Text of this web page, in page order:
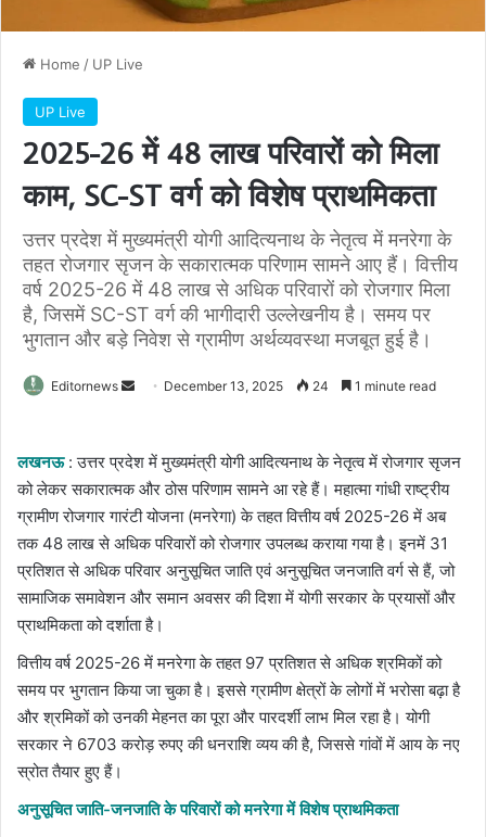
Home / UP Live
UP Live
2025-26 में 48 लाख परिवारों को मिला
काम, SC-ST वर्ग को विशेष प्राथमिकता
उत्तर प्रदेश में मुख्यमंत्री योगी आदित्यनाथ के नेतृत्व में मनरेगा के
तहत रोजगार सृजन के सकारात्मक परिणाम सामने आए हैं। वित्तीय
वर्ष 2025-26 में 48 लाख से अधिक परिवारों को रोजगार मिला
है, जिसमें SC-ST वर्ग की भागीदारी उल्लेखनीय है। समय पर
भुगतान और बड़े निवेश से ग्रामीण अर्थव्यवस्था मजबूत हुई है।
Editornews
Send December 13, 2025 24 1 minute read
लखनऊ : उत्तर प्रदेश में मुख्यमंत्री योगी आदित्यनाथ के नेतृत्व में रोजगार सृजन
को लेकर सकारात्मक और ठोस परिणाम सामने आ रहे हैं। महात्मा गांधी राष्ट्रीय
ग्रामीण रोजगार गारंटी योजना (मनरेगा) के तहत वित्तीय वर्ष 2025-26 में अब
तक 48 लाख से अधिक परिवारों को रोजगार उपलब्ध कराया गया है। इनमें 31
प्रतिशत से अधिक परिवार अनुसूचित जाति एवं अनुसूचित जनजाति वर्ग से हैं, जो
सामाजिक समावेशन और समान अवसर की दिशा में योगी सरकार के प्रयासों और
प्राथमिकता को दर्शाता है।
वित्तीय वर्ष 2025-26 में मनरेगा के तहत 97 प्रतिशत से अधिक श्रमिकों को
समय पर भुगतान किया जा चुका है। इससे ग्रामीण क्षेत्रों के लोगों में भरोसा बढ़ा है
और श्रमिकों को उनकी मेहनत का पूरा और पारदर्शी लाभ मिल रहा है। योगी
सरकार ने 6703 करोड़ रुपए की धनराशि व्यय की है, जिससे गांवों में आय के नए
स्रोत तैयार हुए हैं।
अनुसूचित जाति-जनजाति के परिवारों को मनरेगा में विशेष प्राथमिकता